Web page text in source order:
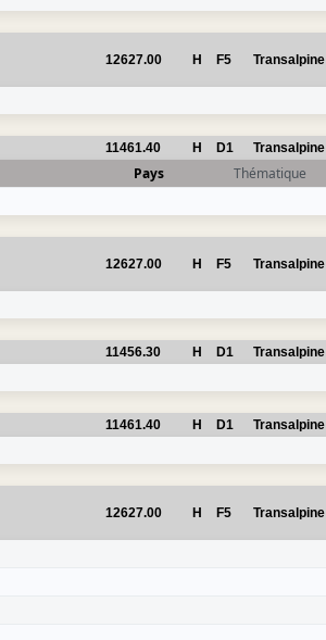
12627.00 H F5 Transalpine
11461.40 H D1 Transalpine
Pays Thématique
12627.00 H F5 Transalpine
11456.30 H D1 Transalpine
11461.40 H D1 Transalpine
12627.00 H F5 Transalpine